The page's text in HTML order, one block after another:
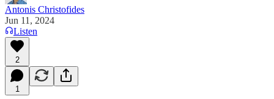
Antonis Christofides
Jun 11, 2024
Listen
2
1